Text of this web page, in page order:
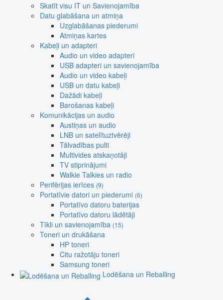
Skatīt visu IT un Savienojamība
Datu glabāšana un atmiņa
Uzglabāšanas piederumi
Atmiņas kartes
Kabeļi un adapteri
Audio un video adapteri
USB adapteri un savienojamība
Audio un video kabeļi
USB un datu kabeļi
Dažādi kabeļi
Barošanas kabeļi
Komunikācijas un audio
Austiņas un audio
LNB un satelītuztvērēji
Tālvadības pulti
Multivides atskaņotāji
TV stiprinājumi
Walkie Talkies un radio
Perifērijas ierīces (9)
Portatīvie datori un piederumi (6)
Portatīvo datoru baterijas
Portatīvo datoru lādētāji
Tīkli un savienojamība (15)
Toneri un drukāšana
HP toneri
Citu ražotāju toneri
Samsung toneri
Lodēšana un Reballing